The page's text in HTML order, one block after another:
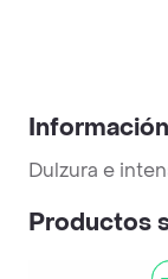
Dulzura e
Productos